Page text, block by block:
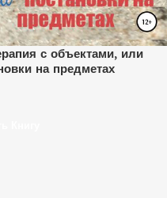
с объектами, или
на предметах